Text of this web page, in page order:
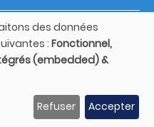
2026des données
: Fonctionnel,
(embedded) &
Refuser Accepter